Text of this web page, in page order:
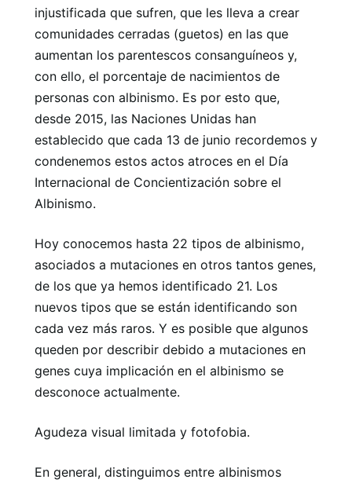
injustificada que sufren, que les lleva a crear
comunidades cerradas (guetos) en las que
aumentan los parentescos consanguíneos y,
con ello, el porcentaje de nacimientos de
personas con albinismo. Es por esto que,
desde 2015, las Naciones Unidas han
establecido que cada 13 de junio recordemos y
condenemos estos actos atroces en el Día
Internacional de Concientización sobre el
Albinismo.
Hoy conocemos hasta 22 tipos de albinismo,
asociados a mutaciones en otros tantos genes,
de los que ya hemos identificado 21. Los
nuevos tipos que se están identificando son
cada vez más raros. Y es posible que algunos
queden por describir debido a mutaciones en
genes cuya implicación en el albinismo se
desconoce actualmente.
Agudeza visual limitada y fotofobia.
En general, distinguimos entre albinismos